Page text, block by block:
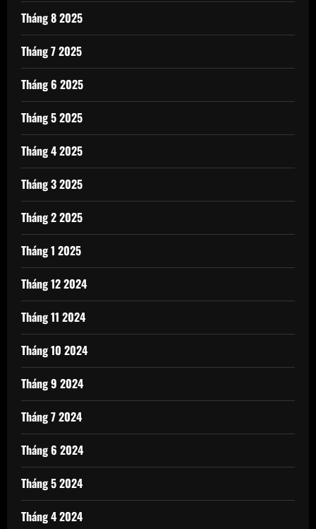
Tháng 8 2025
Tháng 7 2025
Tháng 6 2025
Tháng 5 2025
Tháng 4 2025
Tháng 3 2025
Tháng 2 2025
Tháng 1 2025
Tháng 12 2024
Tháng 11 2024
Tháng 10 2024
Tháng 9 2024
Tháng 7 2024
Tháng 6 2024
Tháng 5 2024
Tháng 4 2024